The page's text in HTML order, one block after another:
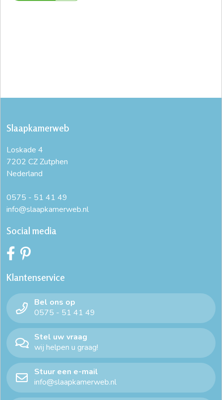
Slaapkamerweb
Loskade 4
7202 CZ Zutphen
Nederland
0575 - 51 41 49
info@slaapkamerweb.nl
Social media
Klantenservice
Bel ons op
0575 - 51 41 49
Stel uw vraag
wij helpen u graag!
Stuur een e-mail
info@slaapkamerweb.nl